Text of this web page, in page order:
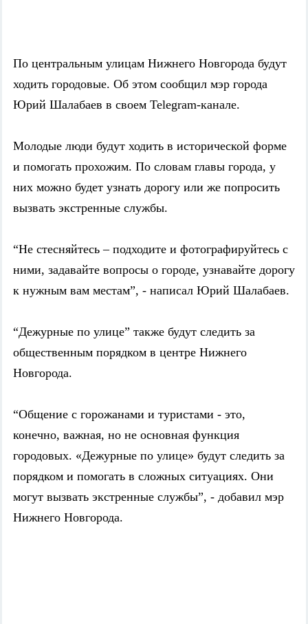
По центральным улицам Нижнего Новгорода будут
ходить городовые. Об этом сообщил мэр города
Юрий Шалабаев в своем Telegram-канале.
Молодые люди будут ходить в исторической форме
и помогать прохожим. По словам главы города, у
них можно будет узнать дорогу или же попросить
вызвать экстренные службы.
“Не стесняйтесь – подходите и фотографируйтесь с
ними, задавайте вопросы о городе, узнавайте дорогу
к нужным вам местам”, - написал Юрий Шалабаев.
“Дежурные по улице” также будут следить за
общественным порядком в центре Нижнего
Новгорода.
“Общение с горожанами и туристами - это,
конечно, важная, но не основная функция
городовых. «Дежурные по улице» будут следить за
порядком и помогать в сложных ситуациях. Они
могут вызвать экстренные службы”, - добавил мэр
Нижнего Новгорода.